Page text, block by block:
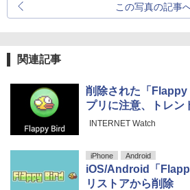
この写真の記事
関連記事
削除された「
プリに注意、トレン
INTERNET Watch
iPhone Android
iOS/Android「
リストアから削除